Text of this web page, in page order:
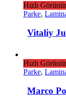
Hızlı
Parke,
Vitaliy
Hızlı
Parke,
Marco